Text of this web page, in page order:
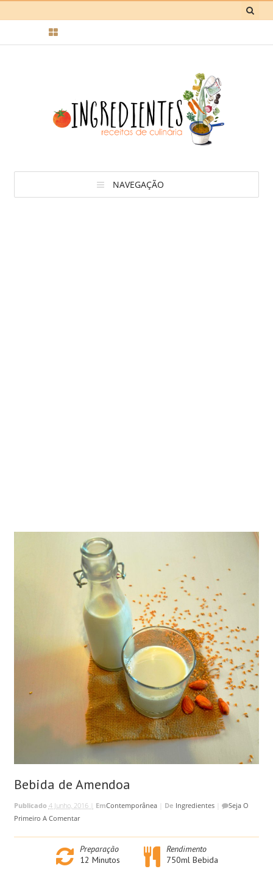
NAVEGAÇÃO
Bebida de Amendoa
Publicado 4 Junho, 2016 | EmContemporânea| De Ingredientes|
Seja O
Primeiro A Comentar
Preparação
12 Minutos
Rendimento
750ml Bebida